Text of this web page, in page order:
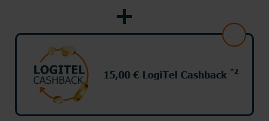
15,00 € LogiTel Cashback *2